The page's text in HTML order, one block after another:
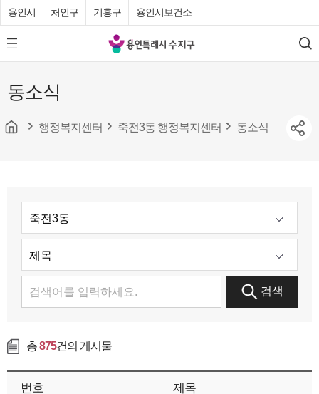
용인시 처인구 기흥구 용인시보건소
모
바
메
뉴
튼
용
인
수
검
색
동소식
행정복지센터 죽전3동 행정복지센터 동소식
검색
총875건의 게시물
번호 제목